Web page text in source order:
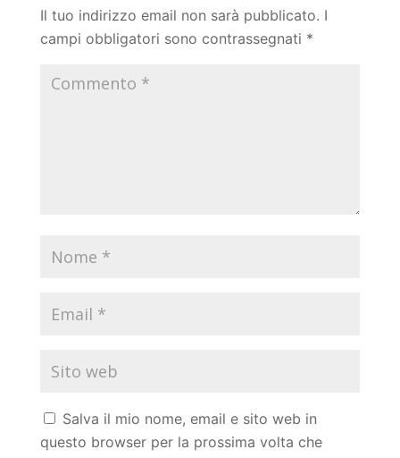
Il tuo indirizzo email non sarà pubblicato. I
campi obbligatori sono contrassegnati *
Salva il mio nome, email e sito web in
questo browser per la prossima volta che